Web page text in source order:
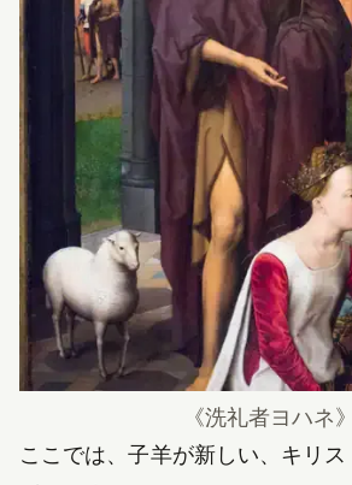
《洗礼者ヨハネ》
ここでは、子羊が新しい、キリ